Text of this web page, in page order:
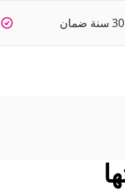
30 سنة ضمان